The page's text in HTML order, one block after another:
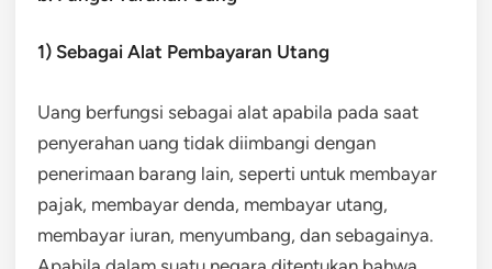
1) Sebagai Alat Pembayaran Utang
Uang berfungsi sebagai alat apabila pada saat
penyerahan uang tidak diimbangi dengan
penerimaan barang lain, seperti untuk membayar
pajak, membayar denda, membayar utang,
membayar iuran, menyumbang, dan sebagainya.